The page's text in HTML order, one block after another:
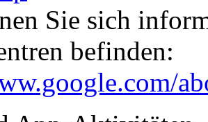
Sie sich
befinden: